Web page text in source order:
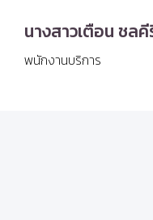
นางสาวเตือน ชล
พนักงานบริการ